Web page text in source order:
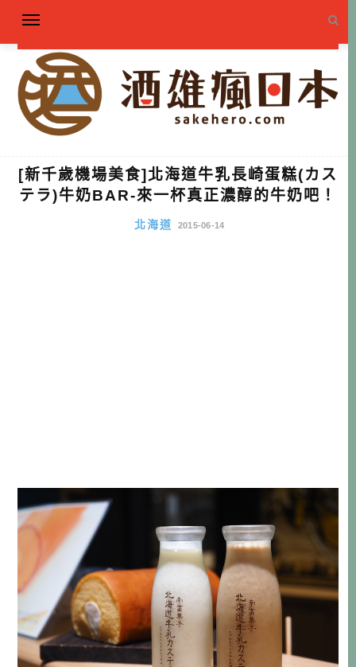
[新千歲機場美食]北海道牛乳長崎蛋糕(カス
テラ)牛奶BAR-來一杯真正濃醇的牛奶吧！
北海道 2015-06-14